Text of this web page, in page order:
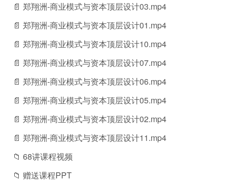
📄 郑翔洲-商业模式与资本顶层设计03.mp4
📄 郑翔洲-商业模式与资本顶层设计01.mp4
📄 郑翔洲-商业模式与资本顶层设计10.mp4
📄 郑翔洲-商业模式与资本顶层设计07.mp4
📄 郑翔洲-商业模式与资本顶层设计06.mp4
📄 郑翔洲-商业模式与资本顶层设计05.mp4
📄 郑翔洲-商业模式与资本顶层设计02.mp4
📄 郑翔洲-商业模式与资本顶层设计11.mp4
📁 68讲课程视频
📁 赠送课程PPT